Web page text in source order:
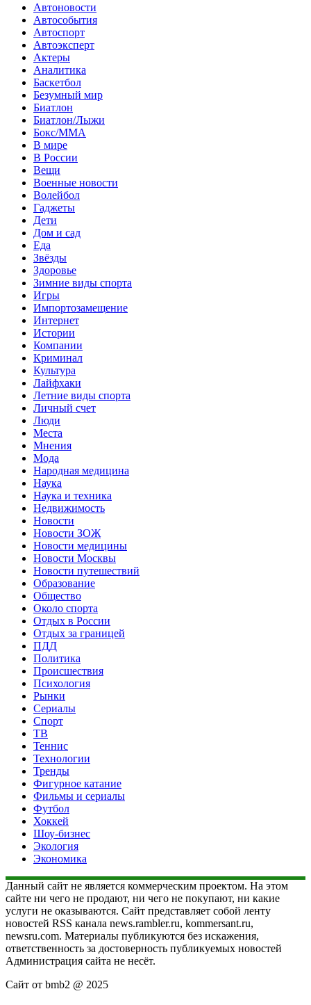
Автоновости
Автособытия
Автоспорт
Автоэксперт
Актеры
Аналитика
Баскетбол
Безумный мир
Биатлон
Биатлон/Лыжи
Бокс/MMA
В мире
В России
Вещи
Военные новости
Волейбол
Гаджеты
Дети
Дом и сад
Еда
Звёзды
Здоровье
Зимние виды спорта
Игры
Импортозамещение
Интернет
Истории
Компании
Криминал
Культура
Лайфхаки
Летние виды спорта
Личный счет
Люди
Места
Мнения
Мода
Народная медицина
Наука
Наука и техника
Недвижимость
Новости
Новости ЗОЖ
Новости медицины
Новости Москвы
Новости путешествий
Образование
Общество
Около спорта
Отдых в России
Отдых за границей
ПДД
Политика
Происшествия
Психология
Рынки
Сериалы
Спорт
ТВ
Теннис
Технологии
Тренды
Фигурное катание
Фильмы и сериалы
Футбол
Хоккей
Шоу-бизнес
Экология
Экономика
Данный сайт не является коммерческим проектом. На этом
сайте ни чего не продают, ни чего не покупают, ни какие
услуги не оказываются. Сайт представляет собой ленту
новостей RSS канала news.rambler.ru, kommersant.ru,
newsru.com. Материалы публикуются без искажения,
ответственность за достоверность публикуемых новостей
Администрация сайта не несёт.
Сайт от bmb2 @ 2025